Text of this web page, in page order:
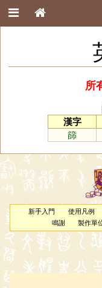
所
漢字
篩
新手入門 使用凡例
鳴謝
製作單